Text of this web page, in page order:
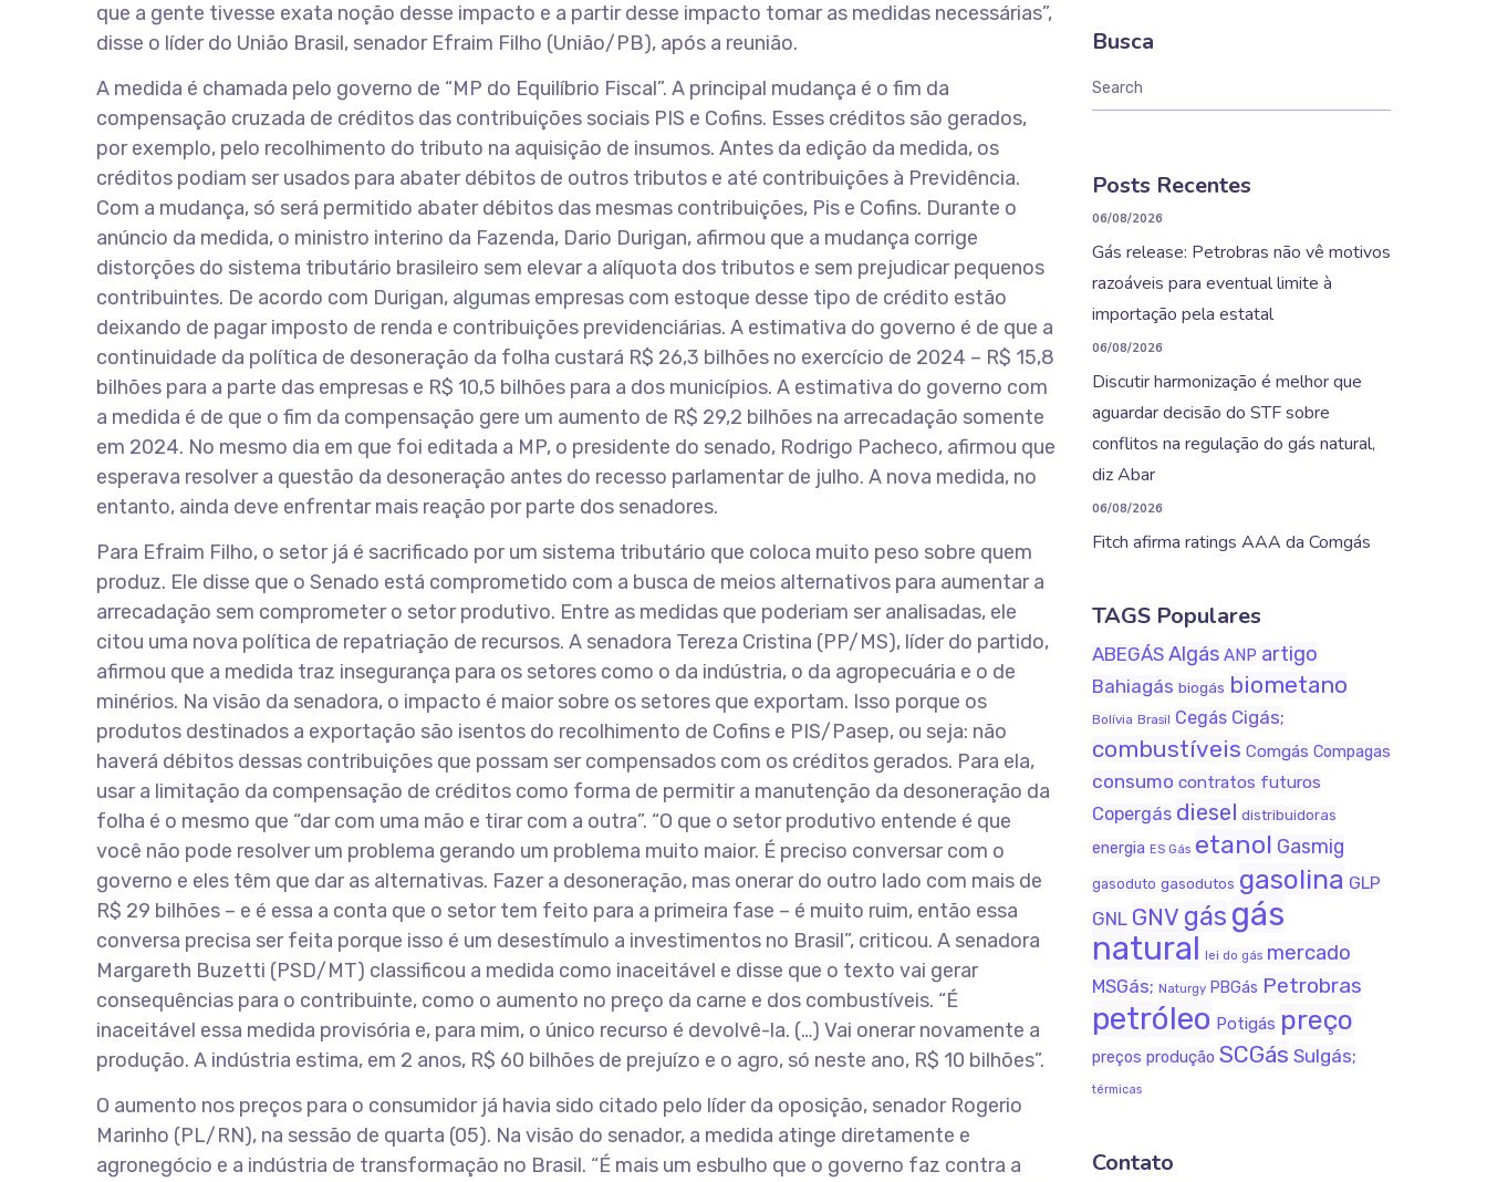
que a gente tivesse exata noção desse impacto e a partir desse impacto tomar as medidas necessárias”,
disse o líder do União Brasil, senador Efraim Filho (União/PB), após a reunião.
A medida é chamada pelo governo de “MP do Equilíbrio Fiscal”. A principal mudança é o fim da
compensação cruzada de créditos das contribuições sociais PIS e Cofins. Esses créditos são gerados,
por exemplo, pelo recolhimento do tributo na aquisição de insumos. Antes da edição da medida, os
créditos podiam ser usados para abater débitos de outros tributos e até contribuições à Previdência.
Com a mudança, só será permitido abater débitos das mesmas contribuições, Pis e Cofins. Durante o
anúncio da medida, o ministro interino da Fazenda, Dario Durigan, afirmou que a mudança corrige
distorções do sistema tributário brasileiro sem elevar a alíquota dos tributos e sem prejudicar pequenos
contribuintes. De acordo com Durigan, algumas empresas com estoque desse tipo de crédito estão
deixando de pagar imposto de renda e contribuições previdenciárias. A estimativa do governo é de que a
continuidade da política de desoneração da folha custará R$ 26,3 bilhões no exercício de 2024 – R$ 15,8
bilhões para a parte das empresas e R$ 10,5 bilhões para a dos municípios. A estimativa do governo com
a medida é de que o fim da compensação gere um aumento de R$ 29,2 bilhões na arrecadação somente
em 2024. No mesmo dia em que foi editada a MP, o presidente do senado, Rodrigo Pacheco, afirmou que
esperava resolver a questão da desoneração antes do recesso parlamentar de julho. A nova medida, no
entanto, ainda deve enfrentar mais reação por parte dos senadores.
Para Efraim Filho, o setor já é sacrificado por um sistema tributário que coloca muito peso sobre quem
produz. Ele disse que o Senado está comprometido com a busca de meios alternativos para aumentar a
arrecadação sem comprometer o setor produtivo. Entre as medidas que poderiam ser analisadas, ele
citou uma nova política de repatriação de recursos. A senadora Tereza Cristina (PP/MS), líder do partido,
afirmou que a medida traz insegurança para os setores como o da indústria, o da agropecuária e o de
minérios. Na visão da senadora, o impacto é maior sobre os setores que exportam. Isso porque os
produtos destinados a exportação são isentos do recolhimento de Cofins e PIS/Pasep, ou seja: não
haverá débitos dessas contribuições que possam ser compensados com os créditos gerados. Para ela,
usar a limitação da compensação de créditos como forma de permitir a manutenção da desoneração da
folha é o mesmo que “dar com uma mão e tirar com a outra”. “O que o setor produtivo entende é que
você não pode resolver um problema gerando um problema muito maior. É preciso conversar com o
governo e eles têm que dar as alternativas. Fazer a desoneração, mas onerar do outro lado com mais de
R$ 29 bilhões – e é essa a conta que o setor tem feito para a primeira fase – é muito ruim, então essa
conversa precisa ser feita porque isso é um desestímulo a investimentos no Brasil”, criticou. A senadora
Margareth Buzetti (PSD/MT) classificou a medida como inaceitável e disse que o texto vai gerar
consequências para o contribuinte, como o aumento no preço da carne e dos combustíveis. “É
inaceitável essa medida provisória e, para mim, o único recurso é devolvê-la. (…) Vai onerar novamente a
produção. A indústria estima, em 2 anos, R$ 60 bilhões de prejuízo e o agro, só neste ano, R$ 10 bilhões”.
O aumento nos preços para o consumidor já havia sido citado pelo líder da oposição, senador Rogerio
Marinho (PL/RN), na sessão de quarta (05). Na visão do senador, a medida atinge diretamente e
agronegócio e a indústria de transformação no Brasil. “É mais um esbulho que o governo faz contra a
Busca
Posts Recentes
06/08/2026
Gás release: Petrobras não vê motivos
razoáveis para eventual limite à
importação pela estatal
06/08/2026
Discutir harmonização é melhor que
aguardar decisão do STF sobre
conflitos na regulação do gás natural,
diz Abar
06/08/2026
Fitch afirma ratings AAA da Comgás
TAGS Populares
ABEGÁS Algás ANP artigo
Bahiagás biogás biometano
Bolívia Brasil Cegás Cigás;
combustíveis Comgás Compagas
consumo contratos futuros
Copergás diesel distribuidoras
energia ES Gás etanol Gasmig
gasoduto gasodutos gasolina GLP
GNL GNV gás gás
natural lei do gás mercado
MSGás; Naturgy PBGás Petrobras
petróleo Potigás preço
preços produção SCGás Sulgás;
térmicas
Contato